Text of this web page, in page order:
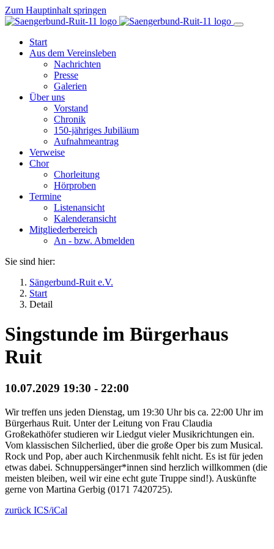
Zum Hauptinhalt springen
Start
Aus dem Vereinsleben
Nachrichten
Presse
Galerien
Über uns
Vorstand
Chronik
150-jähriges Jubiläum
Aufnahmeantrag
Verweise
Chor
Chorleitung
Hörproben
Termine
Listenansicht
Kalenderansicht
Mitgliederbereich
An - bzw. Abmelden
Sie sind hier:
Sängerbund-Ruit e.V.
Start
Detail
Singstunde im Bürgerhaus
Ruit
10.07.2029 19:30 - 22:00
Wir treffen uns jeden Dienstag, um 19:30 Uhr bis ca. 22:00 Uhr im
Bürgerhaus Ruit. Unter der Leitung von Frau Claudia
Großekathöfer studieren wir Liedgut vieler Musikrichtungen ein.
Vom klassischen Silcherlied, über die große Oper bis zum Musical.
Rock und Pop, aber auch Kirchenmusik fehlt nicht. Es ist für jeden
etwas dabei. Schnuppersänger*innen sind herzlich willkommen (die
meisten bleiben, weil wir eine echt gute Truppe sind!). Auskünfte
gerne von Martina Gerbig (0171 7420725).
zurück ICS/iCal